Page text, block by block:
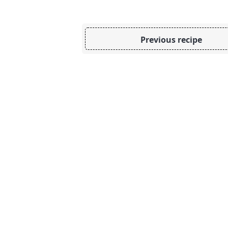
Previous recipe